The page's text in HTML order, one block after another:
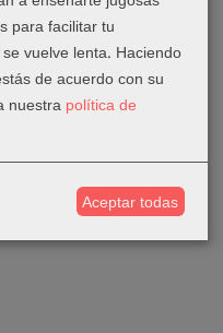
para facilitar tu
vuelve lenta. Haciendo
de acuerdo con su
nuestra política de
Aceptar todas